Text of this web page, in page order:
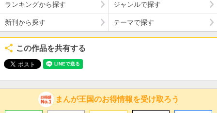
ランキングから探す ジャンルで探す
新刊から探す テーマで探す
この作品を共有する
まんが王国のお得情報を受け取ろう